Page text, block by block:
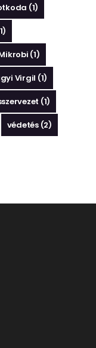
(1)
(1)
Virgil (1)
(1)
védetés(2)